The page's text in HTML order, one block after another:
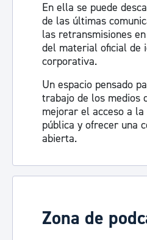
En ella se puede
de las últimas
las retransmisiones
del material oficial de
corporativa.
Un espacio pensado
trabajo de los medios
mejorar el acceso a
pública y ofrecer una
abierta.
Visita la sala de
Zona de